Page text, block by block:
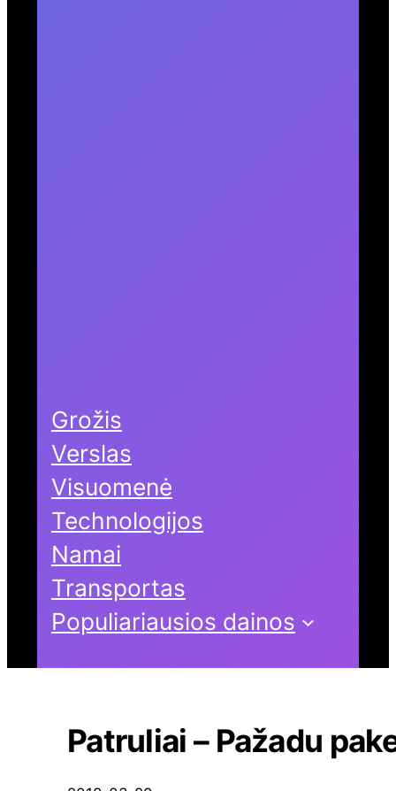
Grožis
Verslas
Visuomenė
Technologijos
Namai
Transportas
Populiariausios dainos
Patruliai – Pažadu